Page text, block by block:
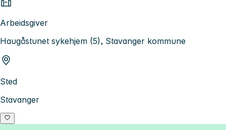
Arbeidsgiver
Haugåstunet sykehjem (5), Stavanger kommune
Sted
Stavanger